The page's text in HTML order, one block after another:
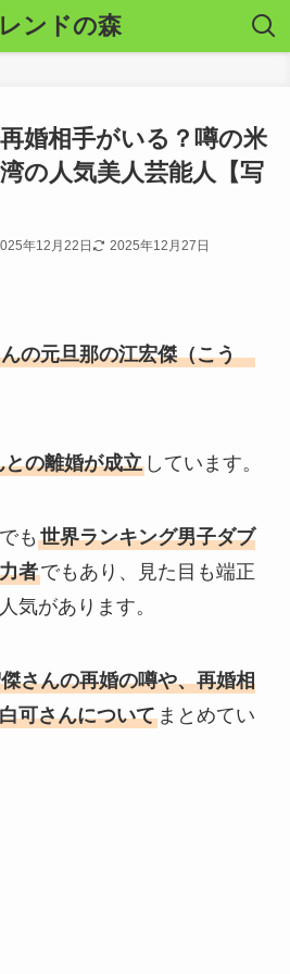
ンドの森
婚相手がいる？噂の米
の人気美人芸能人【写
年12月22日 2025年12月27日
んの元旦那の江宏傑（こう
の離婚が成立しています。
も 世界ランキング男子ダブ
者でもあり、見た目も端正
気があります。
さんの再婚の噂や、再婚相
可さんについてまとめてい